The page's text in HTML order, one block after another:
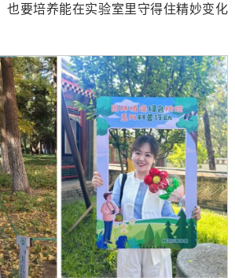
也要培养能在实验室里守得住精妙变化